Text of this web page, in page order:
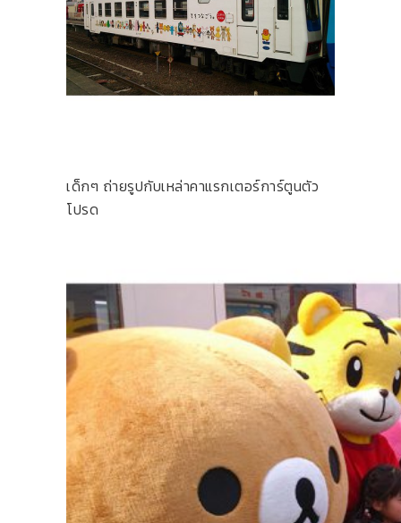
เด็กๆ ถ่ายรูปกับเหล่าคาแรกเตอร์การ์ตูนตัว
โปรด